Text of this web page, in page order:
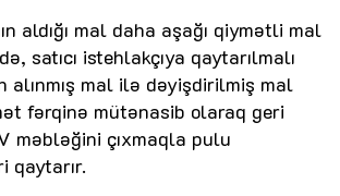
aldığı mal daha aşağı qiymətli mal
satıcı istehlakçıya qaytarılmalı
alınmış mal ilə dəyişdirilmiş mal
fərqinə mütənasib olaraq geri
məbləğini çıxmaqla pulu
qaytarır.